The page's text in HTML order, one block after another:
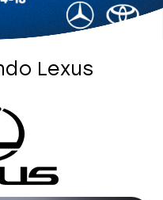
Lexus